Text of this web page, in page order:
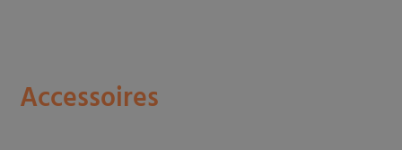
Accessoires